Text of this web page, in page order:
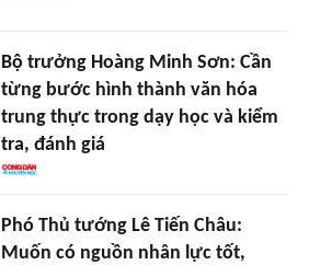
Bộ trưởng Hoàng Minh Sơn: Cần
từng bước hình thành văn hóa
trung thực trong dạy học và kiểm
tra, đánh giá
Phó Thủ tướng Lê Tiến Châu:
Muốn có nguồn nhân lực tốt,